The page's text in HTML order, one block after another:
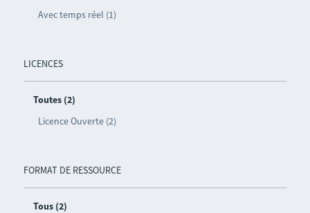
Avec temps réel (1)
LICENCES
Toutes (2)
Licence Ouverte (2)
FORMAT DE RESSOURCE
Tous (2)